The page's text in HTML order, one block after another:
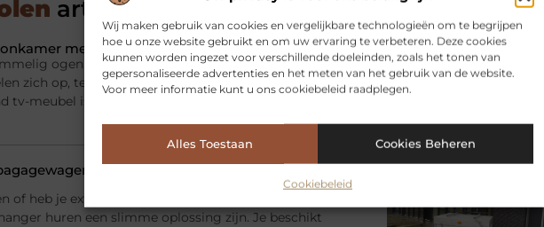
Wij maken gebruik van cookies en vergelijkbare technologieën om te begrijpen
hoe u onze website gebruikt en om uw ervaring te verbeteren. Deze cookies
kunnen worden ingezet voor verschillende doeleinden, zoals het tonen van
gepersonaliseerde advertenties en het meten van het gebruik van de website.
Voor meer informatie kunt u ons cookiebeleid raadplegen.
Alles Toestaan Cookies Beheren
Cookiebeleid
artikelen voor jou.
met een zwevend tv meubel van eiken
ogen. Apparatuur, kabels, afstandsbedieningen
zich op, terwijl je juist in de woonkamer behoefte
tv-meubel is dan een slimme oplossing: het
huren? Kies de juiste aanhanger
of heb je extra laadruimte nodig voor een tijdelijk
huren een slimme oplossing zijn. Je beschikt